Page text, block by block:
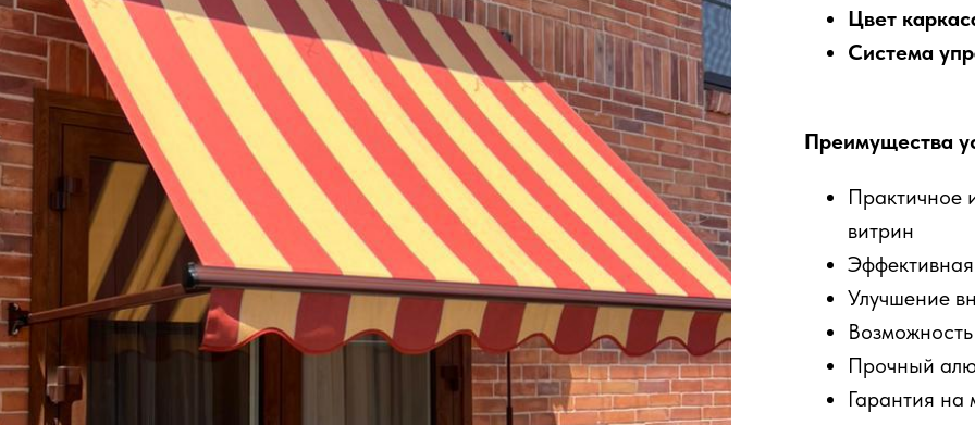
Цвет
Система
Преимущества
Практичное
витрин
Улучшение
Прочный
Гарантия на